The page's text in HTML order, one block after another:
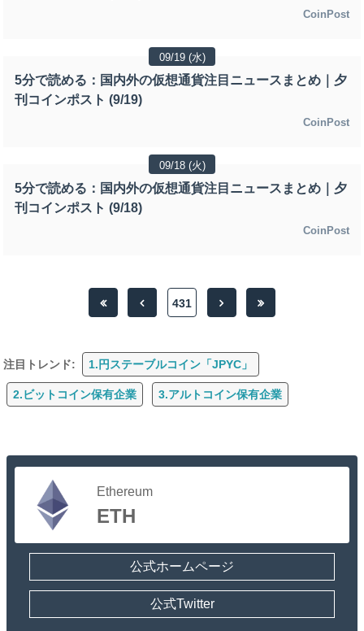
CoinPost
09/19 (水)
5分で読める：国内外の仮想通貨注目ニュースまとめ｜夕
刊コインポスト (9/19)
CoinPost
09/18 (火)
5分で読める：国内外の仮想通貨注目ニュースまとめ｜夕
刊コインポスト (9/18)
CoinPost
431
注目トレンド: 1.円ステーブルコイン「JPYC」
2.ビットコイン保有企業 3.アルトコイン保有企業
Ethereum
ETH
公式ホームページ
公式Twitter